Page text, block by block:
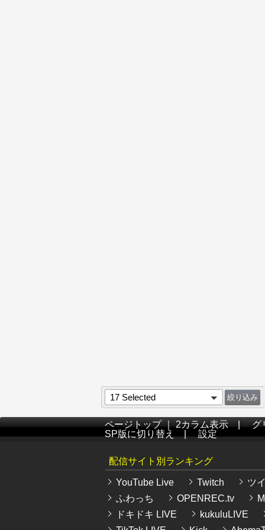
17 Selected
ページトップ｜2カラム表示|グ
SP版に切り替え
設定
配信サイト別ランキング
YouTube Live Twitch
ツ
ふわっち
OPENREC.tv
ドキドキ LIVE
kukuluLIVE